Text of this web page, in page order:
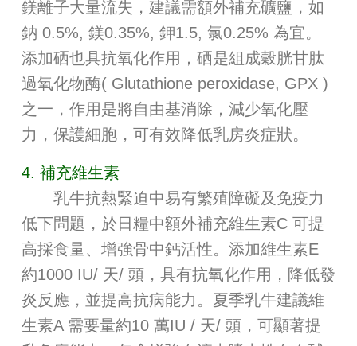
鎂離子大量流失，建議需額外補充礦鹽，如
鈉 0.5%, 鎂0.35%, 鉀1.5, 氯0.25% 為宜。
添加硒也具抗氧化作用，硒是組成穀胱甘肽
過氧化物酶( Glutathione peroxidase, GPX )
之一，作用是將自由基消除，減少氧化壓
力，保護細胞，可有效降低乳房炎症狀。
4. 補充維生素
乳牛抗熱緊迫中易有繁殖障礙及免疫力
低下問題，於日糧中額外補充維生素C 可提
高採食量、增強骨中鈣活性。添加維生素E
約1000 IU/ 天/ 頭，具有抗氧化作用，降低發
炎反應，並提高抗病能力。夏季乳牛建議維
生素A 需要量約10 萬IU / 天/ 頭，可顯著提